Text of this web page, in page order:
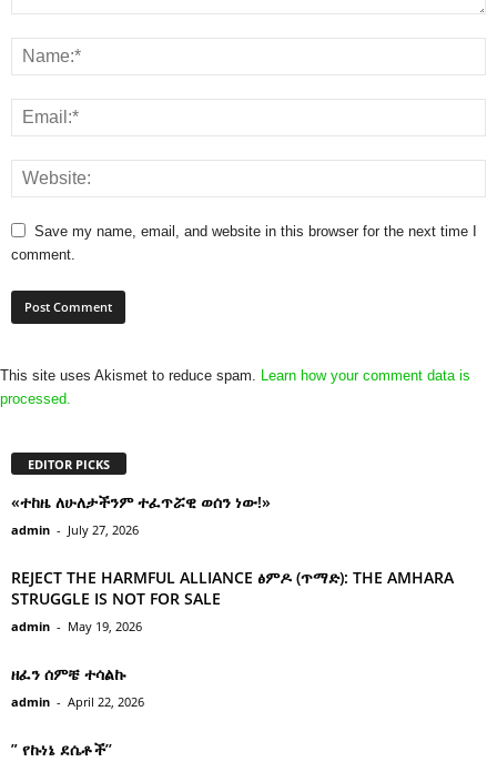
Save my name, email, and website in this browser for the next time I
comment.
This site uses Akismet to reduce spam. Learn how your comment data is
processed.
EDITOR PICKS
«ተከዜ ለሁለታችንም ተፈጥሯዊ ወሰን ነው!»
admin - July 27, 2026
REJECT THE HARMFUL ALLIANCE ፅምዶ (ጥማድ): THE AMHARA
STRUGGLE IS NOT FOR SALE
admin - May 19, 2026
ዘፈን ሰምቼ ተሳልኩ
admin - April 22, 2026
” የኩነኔ ደሴቶች’’